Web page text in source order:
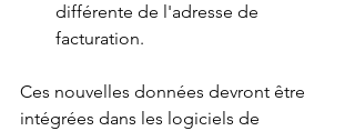
différente de l'adresse de
facturation.
Ces nouvelles données devront être
intégrées dans les logiciels de